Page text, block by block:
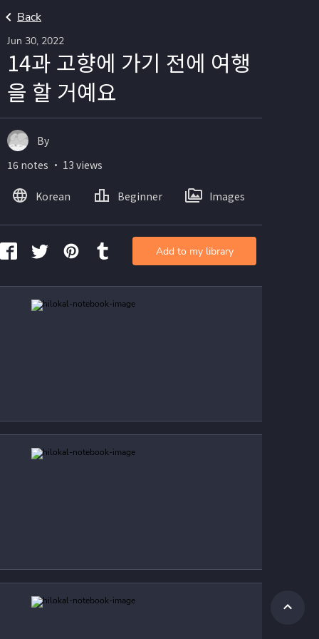
Back
Jun 30, 2022
14과 고향에 가기 전에 여행
을 할 거예요
By
16 notes ・ 13 views
Korean Beginner Images
Add to my library